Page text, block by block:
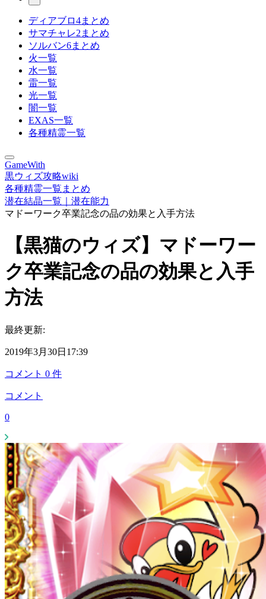
ディアブロ4まとめ
サマチャレ2まとめ
ソルバン6まとめ
火一覧
水一覧
雷一覧
光一覧
闇一覧
EXAS一覧
各種精霊一覧
GameWith
黒ウィズ攻略wiki
各種精霊一覧まとめ
潜在結晶一覧｜潜在能力
マドーワーク卒業記念の品の効果と入手方法
【黒猫のウィズ】マドーワー
ク卒業記念の品の効果と入手
方法
最終更新:
2019年3月30日17:39
コメント 0 件
コメント
0